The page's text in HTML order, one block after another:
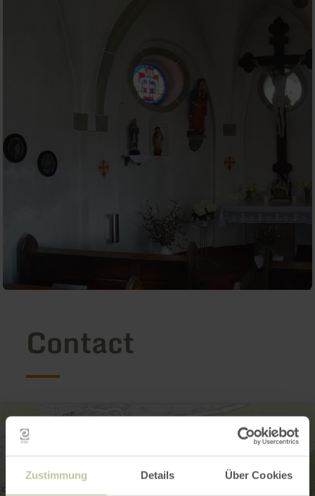
Zustimmung Details Über Cookies
Contact